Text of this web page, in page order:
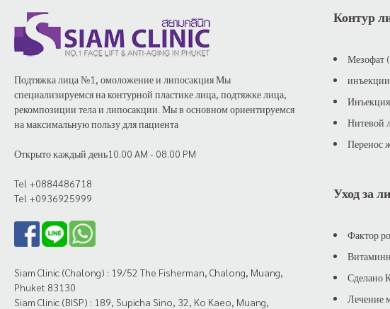
Подтяжка лица №1, омоложение и липосакция Мы
специализируемся на контурной пластике лица, подтяжке лица,
рекомпозиции тела и липосакции. Мы в основном ориентируемся
на максимальную пользу для пациента
Открыто каждый день10.00 AM - 08.00 PM
Tel +0884486718
Tel +0936925999
Siam Clinic (Chalong) : 19/52 The Fisherman, Chalong, Muang,
Phuket 83130
Siam Clinic (BISP) : 189, Supicha Sino, 32, Ko Kaeo, Muang,
Контур
Мезофат
Нитевой
Перенос
Уход за
Фактор
Сделано
Лечение